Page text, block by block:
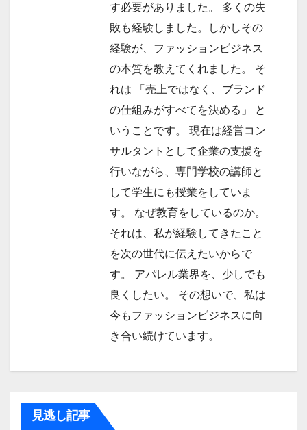
す必要がありました。 多くの失
敗も経験しました。しかしその
経験が、ファッションビジネス
の本質を教えてくれました。 そ
れは 「売上ではなく、ブランド
の仕組みがすべてを決める」 と
いうことです。 現在は経営コン
サルタントとして企業の支援を
行いながら、専門学校の講師と
して学生にも授業をしていま
す。 なぜ教育をしているのか。
それは、私が経験してきたこと
を次の世代に伝えたいからで
す。 アパレル業界を、少しでも
良くしたい。 その想いで、私は
今もファッションビジネスに向
き合い続けています。
見逃し記事